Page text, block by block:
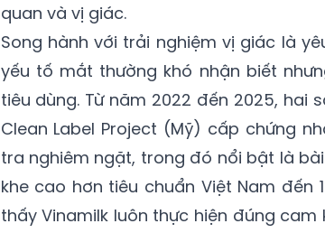
quan và vị giác.
Song hành với trải nghiệm vị giác là
yếu tố mắt thường khó nhận biết
tiêu dùng. Từ năm 2022 đến 2025, hai
Clean Label Project (Mỹ) cấp chứng
tra nghiêm ngặt, trong đó nổi bật là
khe cao hơn tiêu chuẩn Việt Nam
thấy Vinamilk luôn thực hiện đúng